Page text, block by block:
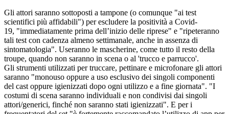
Gli attori saranno sottoposti a tampone (o comunque "ai test
scientifici più affidabili") per escludere la positività a Covid-
19, "immediatamente prima dell’inizio delle riprese" e "ripeteranno
tali test con cadenza almeno settimanale, anche in assenza di
sintomatologia". Useranno le mascherine, come tutto il resto della
troupe, quando non saranno in scena o al 'trucco e parrucco'.
Gli strumenti utilizzati per truccare, pettinare e microfonare gli attori
saranno "monouso oppure a uso esclusivo dei singoli componenti
del cast oppure igienizzati dopo ogni utilizzo e a fine giornata". "I
costumi di scena saranno individuali e non condivisi dai singoli
attori/generici, finché non saranno stati igienizzati". E per i